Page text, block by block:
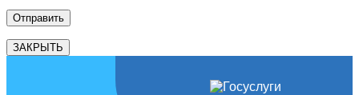
ЗАКРЫТЬ